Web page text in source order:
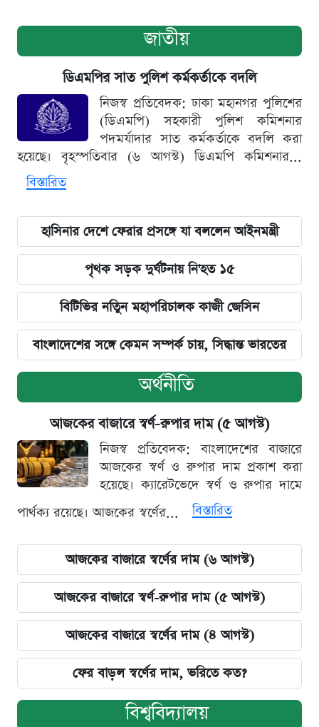
জাতীয়
ডিএমপির সাত পুলিশ কর্মকর্তাকে বদলি
নিজস্ব প্রতিবেদক: ঢাকা মহানগর পুলিশের
(ডিএমপি) সহকারী পুলিশ কমিশনার
পদমর্যাদার সাত কর্মকর্তাকে বদলি করা
হয়েছে। বৃহস্পতিবার (৬ আগস্ট) ডিএমপি কমিশনার...
বিস্তারিত
হাসিনার দেশে ফেরার প্রসঙ্গে যা বললেন আইনমন্ত্রী
পৃথক সড়ক দুর্ঘটনায় নি'হত ১৫
বিটিভির নতিুন মহাপরিচালক কাজী জেসিন
বাংলাদেশের সঙ্গে কেমন সম্পর্ক চায়, সিদ্ধান্ত ভারতের
অর্থনীতি
আজকের বাজারে স্বর্ণ-রুপার দাম (৫ আগস্ট)
নিজস্ব প্রতিবেদক: বাংলাদেশের বাজারে
আজকের স্বর্ণ ও রুপার দাম প্রকাশ করা
হয়েছে। ক্যারেটভেদে স্বর্ণ ও রুপার দামে
পার্থক্য রয়েছে। আজকের স্বর্ণের...
বিস্তারিত
আজকের বাজারে স্বর্ণের দাম (৬ আগস্ট)
আজকের বাজারে স্বর্ণ-রুপার দাম (৫ আগস্ট)
আজকের বাজারে স্বর্ণের দাম (৪ আগস্ট)
ফের বাড়ল স্বর্ণের দাম, ভরিতে কত?
বিশ্ববিদ্যালয়